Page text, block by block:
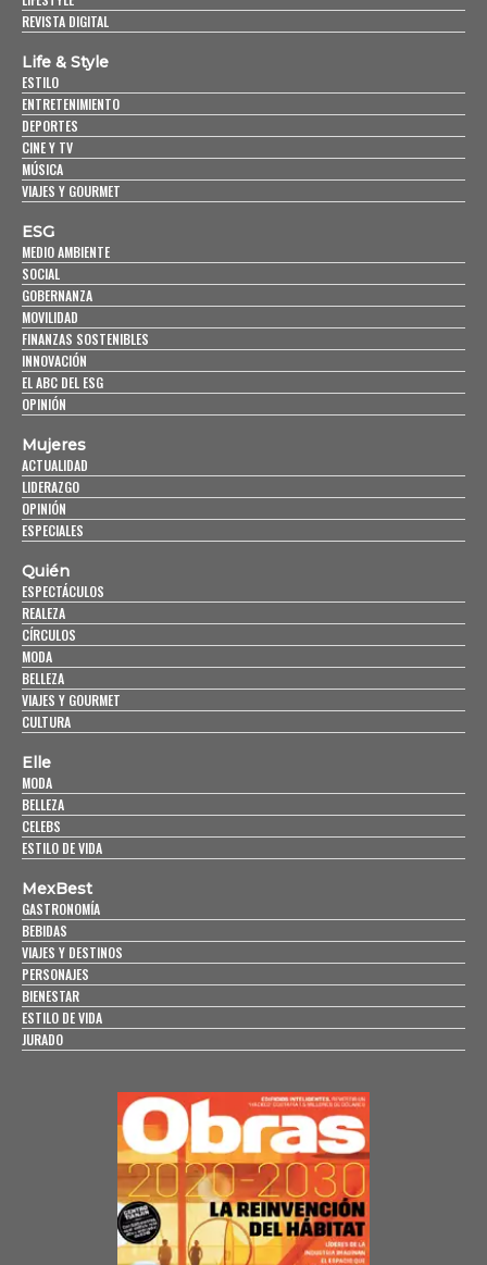
REVISTA DIGITAL
Life & Style
ESTILO
ENTRETENIMIENTO
DEPORTES
CINE Y TV
MÚSICA
VIAJES Y GOURMET
ESG
MEDIO AMBIENTE
SOCIAL
GOBERNANZA
MOVILIDAD
FINANZAS SOSTENIBLES
INNOVACIÓN
EL ABC DEL ESG
OPINIÓN
Mujeres
ACTUALIDAD
LIDERAZGO
OPINIÓN
ESPECIALES
Quién
ESPECTÁCULOS
REALEZA
CÍRCULOS
MODA
BELLEZA
VIAJES Y GOURMET
CULTURA
Elle
MODA
BELLEZA
CELEBS
ESTILO DE VIDA
MexBest
GASTRONOMÍA
BEBIDAS
VIAJES Y DESTINOS
PERSONAJES
BIENESTAR
ESTILO DE VIDA
JURADO